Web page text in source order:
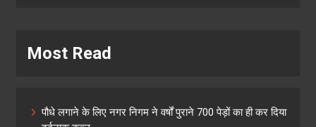
Most Read
पौधे लगाने के लिए नगर निगम ने वर्षों पुराने 700 पेड़ों का ही कर दिया